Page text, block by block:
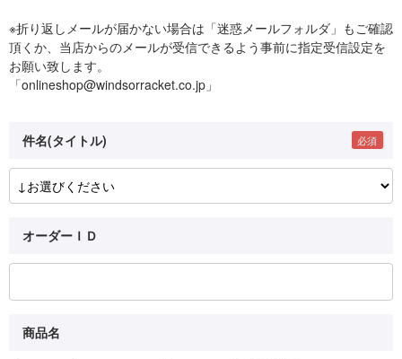
※折り返しメールが届かない場合は「迷惑メールフォルダ」もご確認
頂くか、当店からのメールが受信できるよう事前に指定受信設定を
お願い致します。
「onlineshop@windsorracket.co.jp」
件名(タイトル)
オーダーＩＤ
商品名